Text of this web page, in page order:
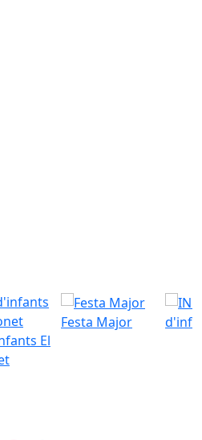
El
Festa Major